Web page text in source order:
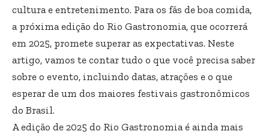
cultura e entretenimento. Para os fãs de boa comida,
a próxima edição do Rio Gastronomia, que ocorrerá
em 2025, promete superar as expectativas. Neste
artigo, vamos te contar tudo o que você precisa saber
sobre o evento, incluindo datas, atrações e o que
esperar de um dos maiores festivais gastronômicos
do Brasil.
A edição de 2025 do Rio Gastronomia é ainda mais